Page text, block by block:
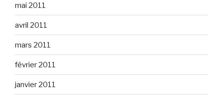
mai 2011
avril 2011
mars 2011
février 2011
janvier 2011